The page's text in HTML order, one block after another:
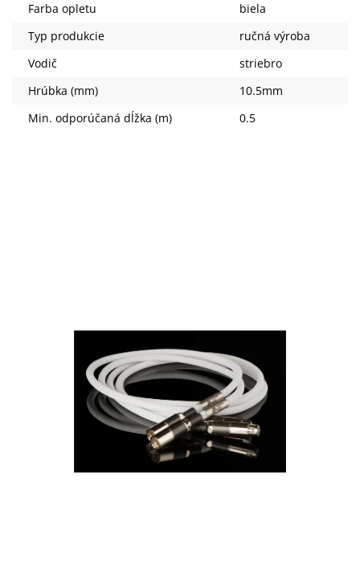
Farba opletu
biela
Typ produkcie
ručná výroba
Vodič
striebro
Hrúbka (mm)
10.5mm
Min. odporúčaná dĺžka (m)
0.5